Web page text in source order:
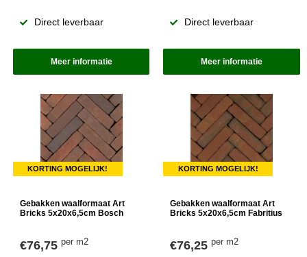
Direct leverbaar
Meer informatie
Direct leverbaar
Meer informatie
KORTING MOGELIJK!
Gebakken waalformaat Art
Bricks 5x20x6,5cm Bosch
€76,75 per m2
KORTING MOGELIJK!
Gebakken waalformaat Art
Bricks 5x20x6,5cm Fabritius
€76,25per m2